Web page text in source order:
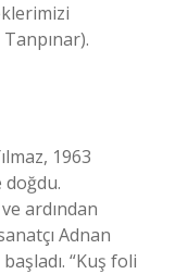
1963
doğdu.
ardından
Adnan
“Kuş foli